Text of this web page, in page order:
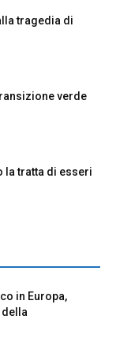
tragedia di
verde
la tratta di esseri
in Europa,